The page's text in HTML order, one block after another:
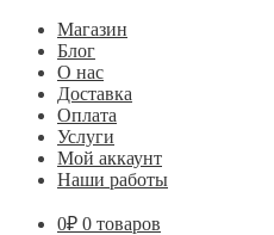
Магазин
Блог
О нас
Доставка
Оплата
Услуги
Мой аккаунт
Наши работы
0₽ 0 товаров